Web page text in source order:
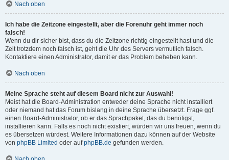
Nach oben
Ich habe die Zeitzone eingestellt, aber die Forenuhr geht immer noch
falsch!
Wenn du dir sicher bist, dass du die Zeitzone richtig eingestellt hast und die
Zeit trotzdem noch falsch ist, geht die Uhr des Servers vermutlich falsch.
Kontaktiere einen Administrator, damit er das Problem beheben kann.
Nach oben
Meine Sprache steht auf diesem Board nicht zur Auswahl!
Meist hat die Board-Administration entweder deine Sprache nicht installiert
oder niemand hat das Forum bislang in deine Sprache übersetzt. Frage ggf.
einen Board-Administrator, ob er das Sprachpaket, das du benötigst,
installieren kann. Falls es noch nicht existiert, würden wir uns freuen, wenn du
es übersetzen würdest. Weitere Informationen dazu können auf der Website
von phpBB Limited oder aufphpBB.de gefunden werden.